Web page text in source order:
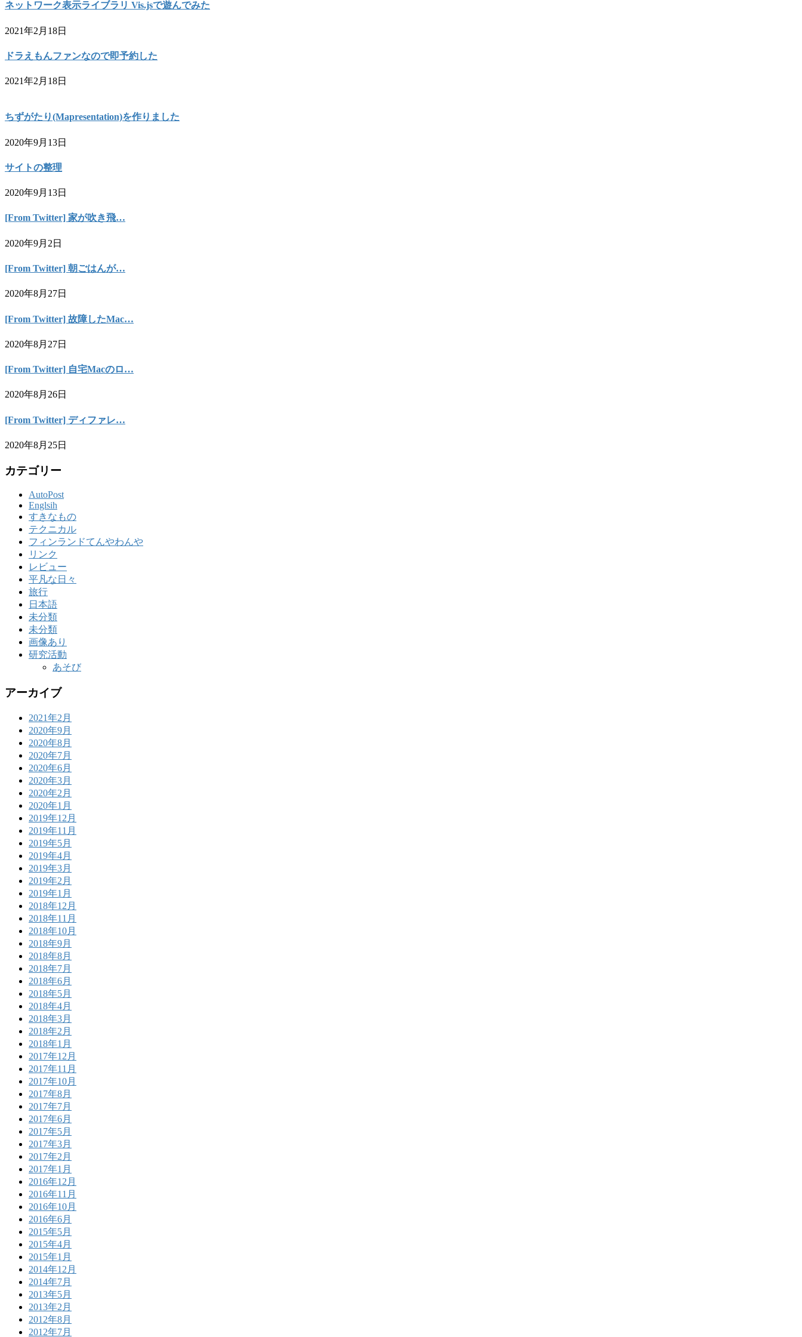
ネットワーク表示ライブラリ Vis.jsで遊んでみた
2021年2月18日
ドラえもんファンなので即予約した
2021年2月18日
ちずがたり(Mapresentation)を作りました
2020年9月13日
サイトの整理
2020年9月13日
[From Twitter] 家が吹き飛…
2020年9月2日
[From Twitter] 朝ごはんが…
2020年8月27日
[From Twitter] 故障したMac…
2020年8月27日
[From Twitter] 自宅Macのロ…
2020年8月26日
[From Twitter] ディファレ…
2020年8月25日
カテゴリー
AutoPost
Englsih
すきなもの
テクニカル
フィンランドてんやわんや
リンク
レビュー
平凡な日々
旅行
日本語
未分類
未分類
画像あり
研究活動
あそび
アーカイブ
2021年2月
2020年9月
2020年8月
2020年7月
2020年6月
2020年3月
2020年2月
2020年1月
2019年12月
2019年11月
2019年5月
2019年4月
2019年3月
2019年2月
2019年1月
2018年12月
2018年11月
2018年10月
2018年9月
2018年8月
2018年7月
2018年6月
2018年5月
2018年4月
2018年3月
2018年2月
2018年1月
2017年12月
2017年11月
2017年10月
2017年8月
2017年7月
2017年6月
2017年5月
2017年3月
2017年2月
2017年1月
2016年12月
2016年11月
2016年10月
2016年6月
2015年5月
2015年4月
2015年1月
2014年12月
2014年7月
2013年5月
2013年2月
2012年8月
2012年7月